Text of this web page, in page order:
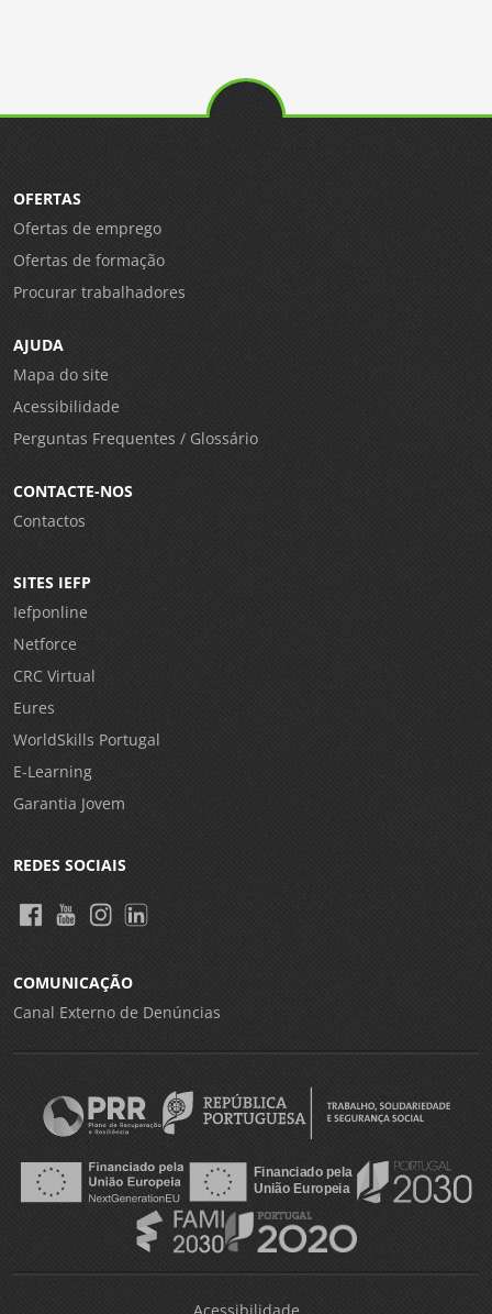
OFERTAS
Ofertas de emprego
Ofertas de formação
Procurar trabalhadores
AJUDA
Mapa do site
Acessibilidade
Perguntas Frequentes / Glossário
CONTACTE-NOS
Contactos
SITES IEFP
Iefponline
Netforce
CRC Virtual
Eures
WorldSkills Portugal
E-Learning
Garantia Jovem
REDES SOCIAIS
COMUNICAÇÃO
Canal Externo de Denúncias